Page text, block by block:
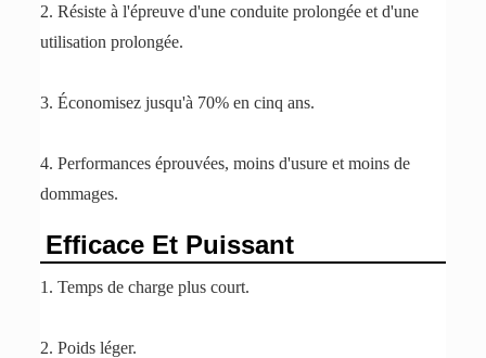
2. Résiste à l'épreuve d'une conduite prolongée et d'une
utilisation prolongée.
3. Économisez jusqu'à 70% en cinq ans.
4. Performances éprouvées, moins d'usure et moins de
dommages.
Efficace Et Puissant
1. Temps de charge plus court.
2. Poids léger.